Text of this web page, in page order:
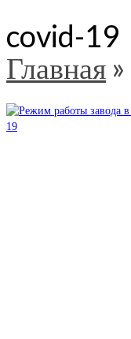
covid-19
Главная »